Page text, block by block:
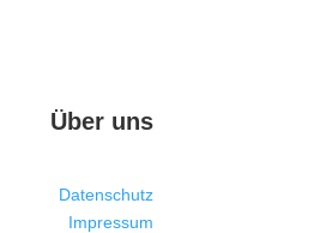
Über uns
Datenschutz
Impressum